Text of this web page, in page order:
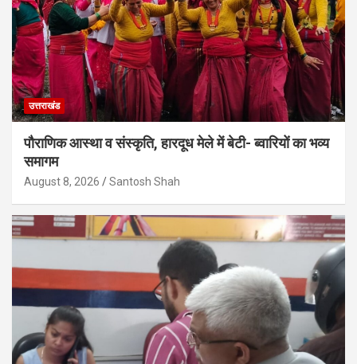
उत्तराखंड
पौराणिक आस्था व संस्कृति, हारदूध मेले में बेटी- ब्वारियों का भव्य
समागम
August 8, 2026 Santosh Shah